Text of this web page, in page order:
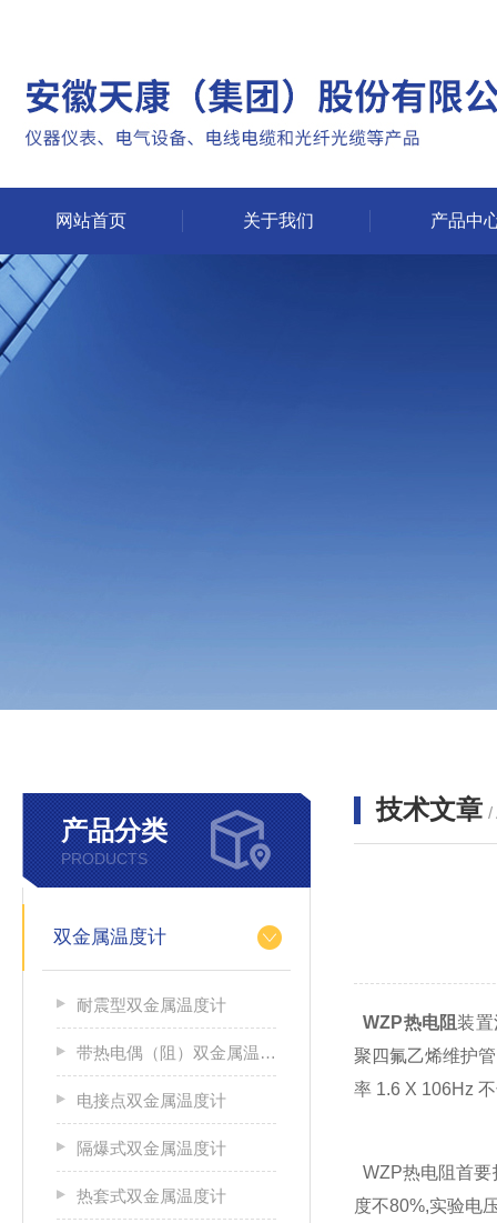
网站首页 关于我们 产品中
产品分类
PRODUCTS
双金属温度计
耐震型双金属温度计
带热电偶（阻）双金属温度计
电接点双金属温度计
隔爆式双金属温度计
热套式双金属温度计
技术文章 /
WZP热电阻 装
聚四氟乙烯维护
率 1.6 X 106Hz
WZP热电阻首
度不80%,实验电